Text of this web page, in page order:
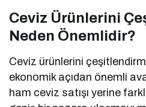
Ceviz Ürünlerini
Neden Önemlidir?
Ceviz ürünlerini
ekonomik açıdan önemli
ham ceviz satışı yerine